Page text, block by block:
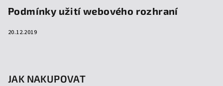
Podmínky užití webového rozhraní
20.12.2019
JAK NAKUPOVAT